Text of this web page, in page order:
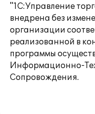
"1С:Управление
внедрена без
организации
реализованной в
программы
Информационно-
Сопровождения.